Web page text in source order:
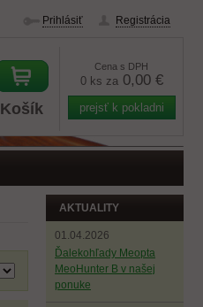
AKTUALITY
01.04.2026
Ďalekohľady Meopta
MeoHunter B v našej
ponuke
Prihlásiť Registrácia
Košík
Cena s DPH
0 ks za 0,00 €
prejsť k pokladni